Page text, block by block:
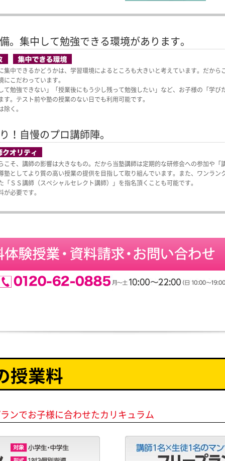
。 集中して勉強できる環境があります。
集中できるかどうかは、学習環境によるところも大きいと考えています。だか
にこだわっています。
て勉強できない」「授業後にもう少し残って勉強したい」など、お子様の「学
す。テスト前や塾の授業のない日でも利用可能です。
く。
！ 自慢のプロ講師陣。
こそ、講師の影響は大きなもの。だから当塾講師は定期的な研修会への参加や
塾としてより質の高い授業の提供を目指して取り組んでいます。また、ワンラ
「ＳＳ講師（スペシャルセレクト講師）」を指名頂くことも可能です。
必要です。
授業料
ンでお子様に合わせたカリキュラム